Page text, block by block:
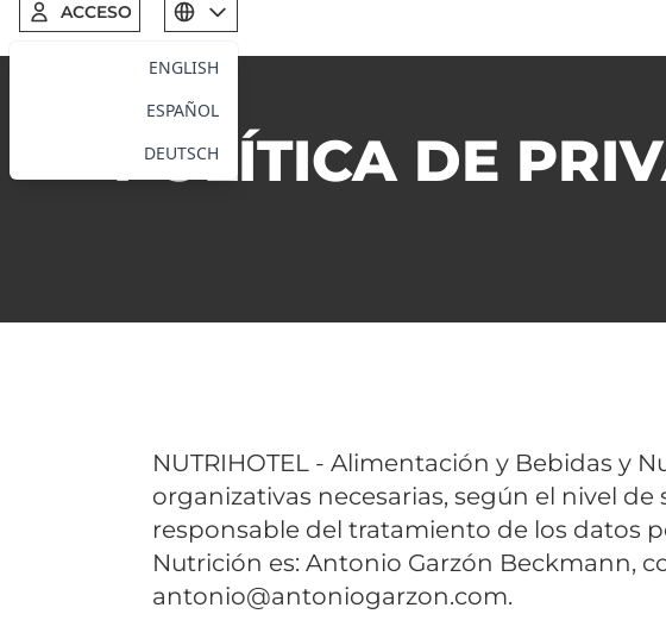
ACCESO Select language
ENGLISH
ESPAÑOL
DEUTSCH
POLÍTICA DE
NUTRIHOTEL - Alimentación y Bebidas y
organizativas necesarias, según el nivel
responsable del tratamiento de los datos
Nutrición es: Antonio Garzón Beckmann,
antonio@antoniogarzon.com.